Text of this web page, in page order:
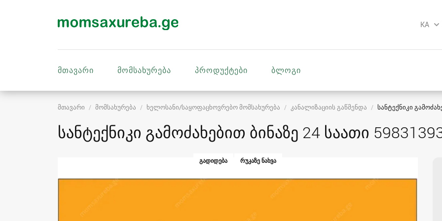
KA
მთავარი მომსახურება პროდუქტები ბლოგი
მთავარი მომსახურება ხელოსანი/საყოფაცხოვრებო მომსახურება კანალიზაციის გაწმენდა სანტექნიკი
სანტექნიკი გამოძახებით ბინაზე 24 საათი
ᲒᲐᲓᲘᲓᲔᲑᲐ ᲠᲣᲙᲐᲖᲔ ᲜᲐᲮᲕᲐ